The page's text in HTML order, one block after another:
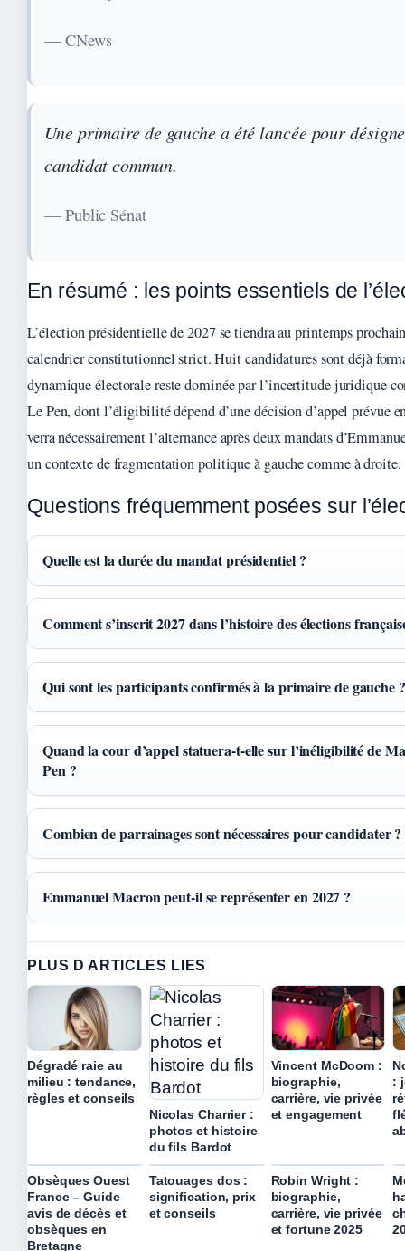
— CNews
Une primaire de gauche a été lancée pour
candidat commun.
— Public Sénat
En résumé : les points essentiels de
L’élection présidentielle de 2027 se tiendra au printemps
calendrier constitutionnel strict. Huit candidatures sont déjà
dynamique électorale reste dominée par l’incertitude juridique
Le Pen, dont l’éligibilité dépend d’une décision d’appel prévue
verra nécessairement l’alternance après deux mandats
un contexte de fragmentation politique à gauche comme à droite.
Questions fréquemment posées sur
Quelle est la durée du mandat présidentiel ?
Comment s’inscrit 2027 dans l’histoire des élections
Qui sont les participants confirmés à la primaire de gauche ?
Quand la cour d’appel statuera-t-elle sur l’inéligibilité de
Pen ?
Combien de parrainages sont nécessaires pour candidater ?
Emmanuel Macron peut-il se représenter en 2027 ?
PLUS D ARTICLES LIES
Dégradé raie au
milieu : tendance,
règles et conseils
Nicolas Charrier :
photos et histoire
du fils Bardot
Vincent McDoom :
biographie,
carrière, vie privée
et engagement
:
Obsèques Ouest
France – Guide
avis de décès et
obsèques en
Bretagne
Tatouages dos :
signification, prix
et conseils
Robin Wright :
biographie,
carrière, vie privée
et fortune 2025